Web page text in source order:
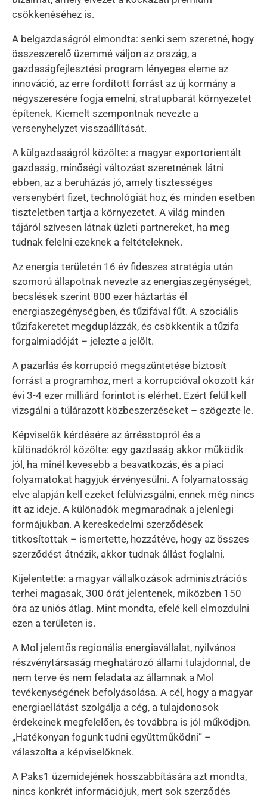
csökkenéséhez is.
A belgazdaságról elmondta: senki sem szeretné, hogy
összeszerelő üzemmé váljon az ország, a
gazdaságfejlesztési program lényeges eleme az
innováció, az erre fordított forrást az új kormány a
négyszeresére fogja emelni, stratupbarát környezetet
építenek. Kiemelt szempontnak nevezte a
versenyhelyzet visszaállítását.
A külgazdaságról közölte: a magyar exportorientált
gazdaság, minőségi változást szeretnének látni
ebben, az a beruházás jó, amely tisztességes
versenybért fizet, technológiát hoz, és minden esetben
tiszteletben tartja a környezetet. A világ minden
tájáról szívesen látnak üzleti partnereket, ha meg
tudnak felelni ezeknek a feltételeknek.
Az energia területén 16 év fideszes stratégia után
szomorú állapotnak nevezte az energiaszegénységet,
becslések szerint 800 ezer háztartás él
energiaszegénységben, és tűzifával fűt. A szociális
tűzifakeretet megduplázzák, és csökkentik a tűzifa
forgalmiadóját – jelezte a jelölt.
A pazarlás és korrupció megszüntetése biztosít
forrást a programhoz, mert a korrupcióval okozott kár
évi 3-4 ezer milliárd forintot is elérhet. Ezért felül kell
vizsgálni a túlárazott közbeszerzéseket – szögezte le.
Képviselők kérdésére az árrésstopról és a
különadókról közölte: egy gazdaság akkor működik
jól, ha minél kevesebb a beavatkozás, és a piaci
folyamatokat hagyjuk érvényesülni. A folyamatosság
elve alapján kell ezeket felülvizsgálni, ennek még nincs
itt az ideje. A különadók megmaradnak a jelenlegi
formájukban. A kereskedelmi szerződések
titkosítottak – ismertette, hozzátéve, hogy az összes
szerződést átnézik, akkor tudnak állást foglalni.
Kijelentette: a magyar vállalkozások adminisztrációs
terhei magasak, 300 órát jelentenek, miközben 150
óra az uniós átlag. Mint mondta, efelé kell elmozdulni
ezen a területen is.
A Mol jelentős regionális energiavállalat, nyilvános
részvénytársaság meghatározó állami tulajdonnal, de
nem terve és nem feladata az államnak a Mol
tevékenységének befolyásolása. A cél, hogy a magyar
energiaellátást szolgálja a cég, a tulajdonosok
érdekeinek megfelelően, és továbbra is jól működjön.
„Hatékonyan fogunk tudni együttműködni” –
válaszolta a képviselőknek.
A Paks1 üzemidejének hosszabbítására azt mondta,
nincs konkrét információjuk, mert sok szerződés